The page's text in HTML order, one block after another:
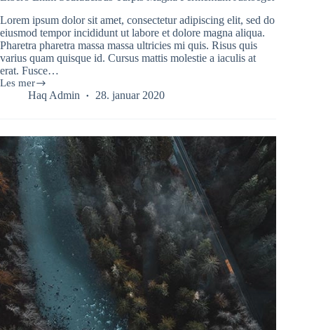
Lorem ipsum dolor sit amet, consectetur adipiscing elit, sed do
eiusmod tempor incididunt ut labore et dolore magna aliqua.
Pharetra pharetra massa massa ultricies mi quis. Risus quis
varius quam quisque id. Cursus mattis molestie a iaculis at
erat. Fusce…
Les mer
Libero
Magna
Fermentum
Justoeget
Haq Admin 28. januar 2020